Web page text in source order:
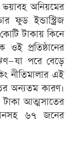
অনিয়মের
ফুড ইন্ডাস্ট্রিজ
টাকায় কিনে
প্রতিষ্ঠানের
পরে বেড়ে
নীতিমালার এই
অন্যতম কারণ।
আত্মসাতের
৬৭ জনের